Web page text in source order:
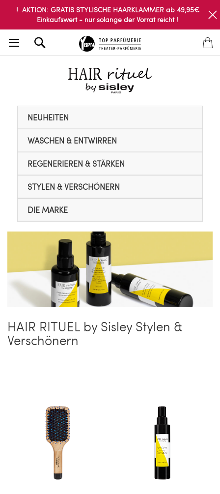
! AKTION: GRATIS STYLISCHE HAARKLAMMER ab 49,95€
Einkaufswert - nur solange der Vorrat reicht !
NEUHEITEN
WASCHEN & ENTWIRREN
REGENERIEREN & STÄRKEN
STYLEN & VERSCHÖNERN
DIE MARKE
HAIR RITUEL by Sisley Stylen &
Verschönern